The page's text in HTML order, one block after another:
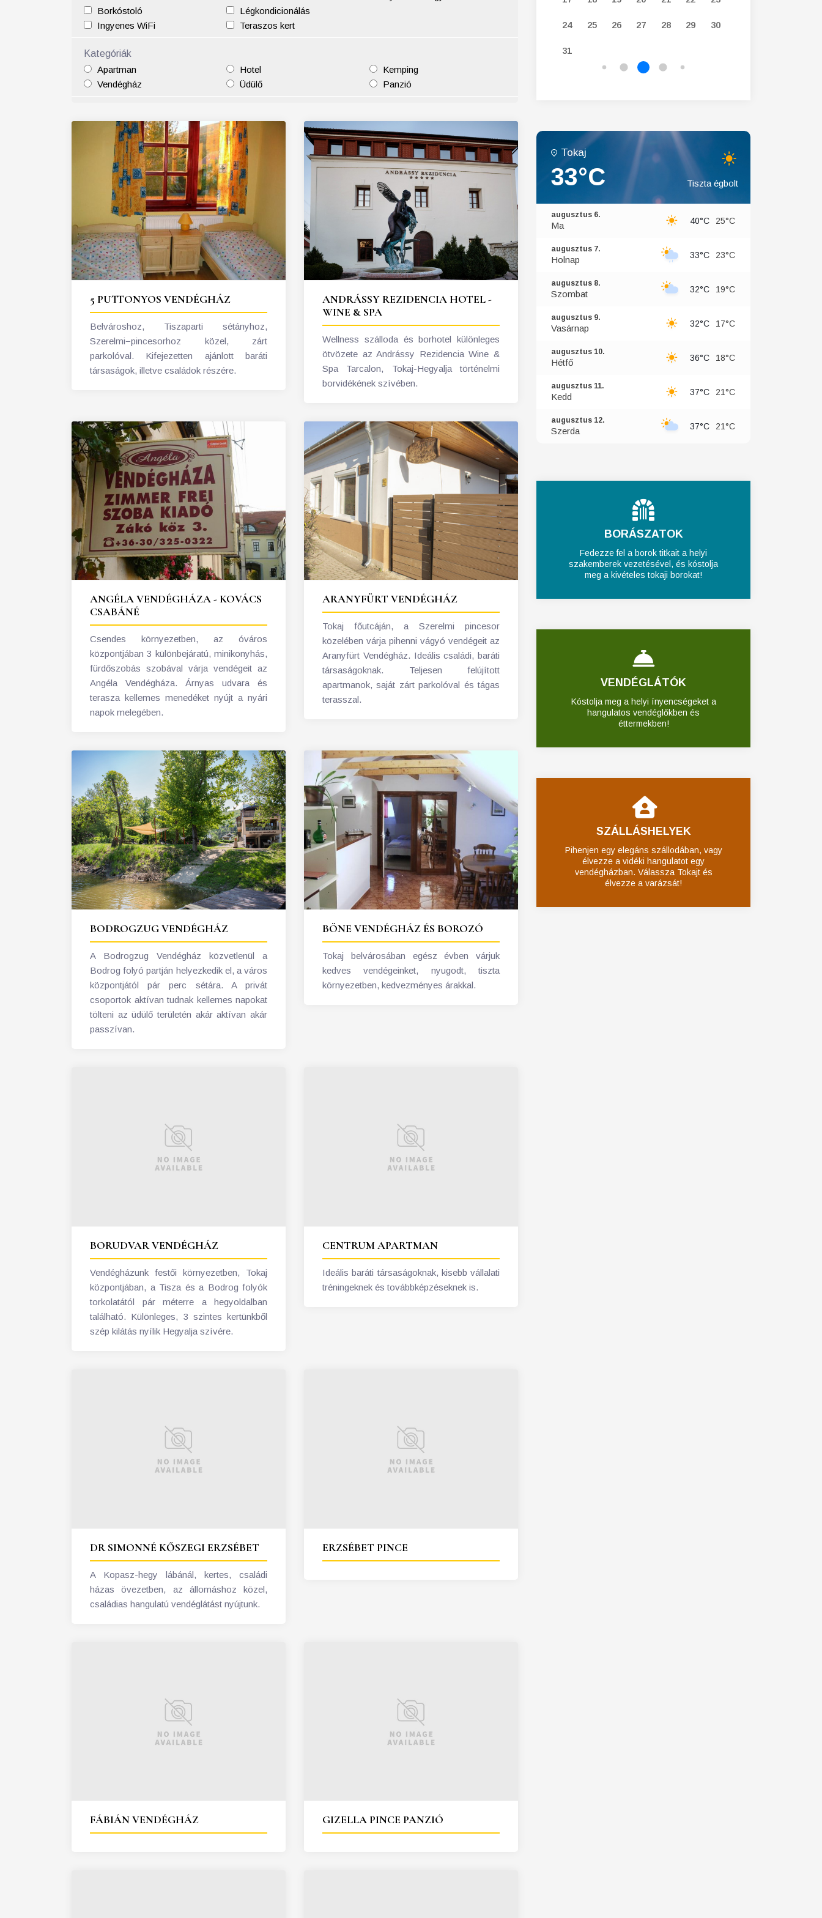
Borkóstoló
Ingyenes WiFi
Légkondicionálás
Teraszos kert
Kategóriák
Apartman
Vendégház
Hotel
Üdülő
Kemping
Panzió
5 PUTTONYOS VENDÉGHÁZ
Belvároshoz, Tiszaparti sétányhoz,
Szerelmi−pincesorhoz közel, zárt
parkolóval. Kifejezetten ajánlott baráti
társaságok, illetve családok részére.
ANDRÁSSY REZIDENCIA HOTEL -
WINE & SPA
Wellness szálloda és borhotel különleges
ötvözete az Andrássy Rezidencia Wine &
Spa Tarcalon, Tokaj-Hegyalja történelmi
borvidékének szívében.
ANGÉLA VENDÉGHÁZA - KOVÁCS
CSABÁNÉ
Csendes környezetben, az óváros
központjában 3 különbejáratú, minikonyhás,
fürdőszobás szobával várja vendégeit az
Angéla Vendégháza. Árnyas udvara és
terasza kellemes menedéket nyújt a nyári
napok melegében.
ARANYFÜRT VENDÉGHÁZ
Tokaj főutcáján, a Szerelmi pincesor
közelében várja pihenni vágyó vendégeit az
Aranyfürt Vendégház. Ideális családi, baráti
társaságoknak. Teljesen felújított
apartmanok, saját zárt parkolóval és tágas
terasszal.
BODROGZUG VENDÉGHÁZ
A Bodrogzug Vendégház közvetlenül a
Bodrog folyó partján helyezkedik el, a város
központjától pár perc sétára. A privát
csoportok aktívan tudnak kellemes napokat
tölteni az üdülő területén akár aktívan akár
passzívan.
BÖNE VENDÉGHÁZ ÉS BOROZÓ
Tokaj belvárosában egész évben várjuk
kedves vendégeinket, nyugodt, tiszta
környezetben, kedvezményes árakkal.
BORUDVAR VENDÉGHÁZ
Vendégházunk festői környezetben, Tokaj
központjában, a Tisza és a Bodrog folyók
torkolatától pár méterre a hegyoldalban
található. Különleges, 3 szintes kertünkből
szép kilátás nyílik Hegyalja szívére.
CENTRUM APARTMAN
Ideális baráti társaságoknak, kisebb vállalati
tréningeknek és továbbképzéseknek is.
DR SIMONNÉ KŐSZEGI ERZSÉBET
A Kopasz-hegy lábánál, kertes, családi
házas övezetben, az állomáshoz közel,
családias hangulatú vendéglátást nyújtunk.
ERZSÉBET PINCE
FÁBIÁN VENDÉGHÁZ GIZELLA PINCE PANZIÓ
27 28 29 30 30 24 25 26 27 28 29 30
31
Tokaj
33°C Tiszta égbolt
augusztus 6.
Ma 40°C 25°C
augusztus 7.
Holnap 33°C 23°C
augusztus 8.
Szombat 32°C 19°C
augusztus 9.
Vasárnap 32°C 17°C
augusztus 10.
Hétfő 36°C 18°C
augusztus 11.
Kedd 37°C 21°C
augusztus 12.
Szerda 37°C 21°C
BORÁSZATOK
Fedezze fel a borok titkait a helyi
szakemberek vezetésével, és kóstolja
meg a kivételes tokaji borokat!
VENDÉGLÁTÓK
Kóstolja meg a helyi ínyencségeket a
hangulatos vendéglőkben és
éttermekben!
SZÁLLÁSHELYEK
Pihenjen egy elegáns szállodában, vagy
élvezze a vidéki hangulatot egy
vendégházban. Válassza Tokajt és
élvezze a varázsát!